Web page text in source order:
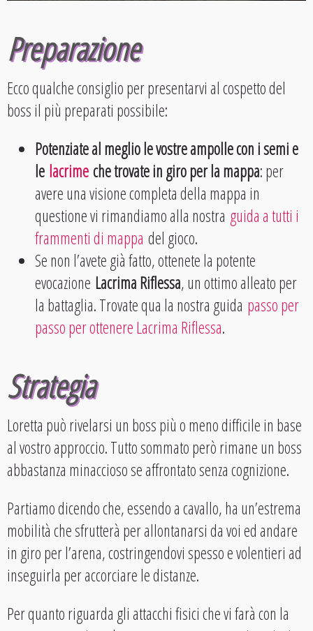
Preparazione
Ecco qualche consiglio per presentarvi al cospetto del
boss il più preparati possibile:
Potenziate al meglio le vostre ampolle con i semi e
le lacrimeche trovate in giro per la mappa: per
avere una visione completa della mappa in
questione vi rimandiamo alla nostra guida a tutti i
frammenti di mappa del gioco.
Se non l’avete già fatto, ottenete la potente
evocazione Lacrima Riflessa, un ottimo alleato per
la battaglia. Trovate qua la nostra guida passo per
passo per ottenere Lacrima Riflessa.
Strategia
Loretta può rivelarsi un boss più o meno difficile in base
al vostro approccio. Tutto sommato però rimane un boss
abbastanza minaccioso se affrontato senza cognizione.
Partiamo dicendo che, essendo a cavallo, ha un’estrema
mobilità che sfrutterà per allontanarsi da voi ed andare
in giro per l’arena, costringendovi spesso e volentieri ad
inseguirla per accorciare le distanze.
Per quanto riguarda gli attacchi fisici che vi farà con la